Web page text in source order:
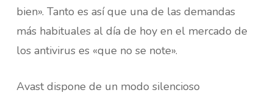
bien». Tanto es así que una de las demandas
más habituales al día de hoy en el mercado de
los antivirus es «que no se note».
Avast dispone de un modo silencioso